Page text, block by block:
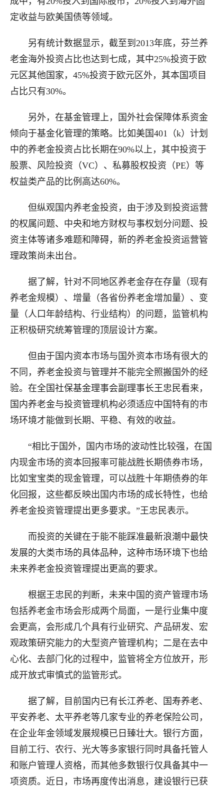
定收益与欧美国债等领域。
另有统计数据显示，截至到2013年底，芬兰养
老金海外投资占比也达到七成，其中25%投资于欧
元区其他国家，45%投资于欧元区外，其本国项目
占比只有30%。
另外，在基金管理上，国外社会保障体系资金
倾向于基金化管理的策略。比如美国401（k）计划
中的养老金投资占比长期在90%以上，其中投资于
股票、风险投资（VC）、私募股权投资（PE）等
权益类产品的比例高达60%。
但纵观国内养老金投资，由于涉及到投资运营
的权属问题、中央和地方财权与事权划分问题、投
资主体等诸多难题和障碍，新的养老金投资运营管
理政策尚未出台。
据了解，针对不同地区养老金存在存量（现有
养老金规模）、增量（各省份养老金增加量）、变
量（人口年龄结构、行业结构）的问题，监管机构
正积极研究统筹管理的顶层设计方案。
但由于国内资本市场与国外资本市场有很大的
不同，养老金投资与管理并不能完全照搬国外的经
验。在全国社保基金理事会副理事长王忠民看来，
国内养老金与投资管理机构必须适应中国特有的市
场环境才能做到长期、平稳、有效的收益。
“相比于国外，国内市场的波动性比较强，在国
内现金市场的资本回报率可能战胜长期债券市场，
比如宝宝类的现金管理，可以战胜十年期债券的年
化回报，这些都反映出国内市场的成长特性，也给
养老金投资管理提出更多要求。”王忠民表示。
而投资的关键在于能不能踩准最新浪潮中最快
发展的大类市场的具体品种，这种市场环境下也给
未来养老金投资管理提出更高的要求。
根据王忠民的判断，未来中国的资产管理市场
包括养老金市场会形成两个局面，一是行业集中度
会更高，会形成几个具有行业研究、产品研发、宏
观政策研究能力的大型资产管理机构；二是在去中
心化、去部门化的过程中，监管将全方位放开，形
成开放式审慎式的监管形式。
据了解，目前国内已有长江养老、国寿养老、
平安养老、太平养老等几家专业的养老保险公司，
在企业年金领域发展规模已日臻壮大。银行方面，
目前工行、农行、光大等多家银行同时具备托管人
和账户管理人资格，而其他多数银行仅具备其中一
项资质。近日，市场再度传出消息，建设银行已获